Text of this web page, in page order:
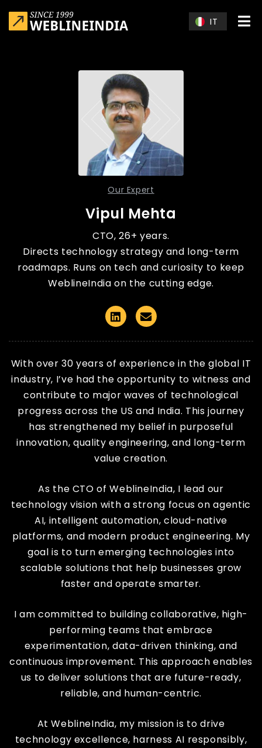
IT
Our Expert
Vipul Mehta
CTO, 26+ years.
Directs technology strategy and long-term
roadmaps. Runs on tech and curiosity to keep
WeblineIndia on the cutting edge.
LinkedinEmail
With over 30 years of experience in the global IT
industry, I’ve had the opportunity to witness and
contribute to major waves of technological
progress across the US and India. This journey
has strengthened my belief in purposeful
innovation, quality engineering, and long-term
value creation.
As the CTO of WeblineIndia, I lead our
technology vision with a strong focus on agentic
AI, intelligent automation, cloud-native
platforms, and modern product engineering. My
goal is to turn emerging technologies into
scalable solutions that help businesses grow
faster and operate smarter.
I am committed to building collaborative, high-
performing teams that embrace
experimentation, data-driven thinking, and
continuous improvement. This approach enables
us to deliver solutions that are future-ready,
reliable, and human-centric.
At WeblineIndia, my mission is to drive
technology excellence, harness AI responsibly,